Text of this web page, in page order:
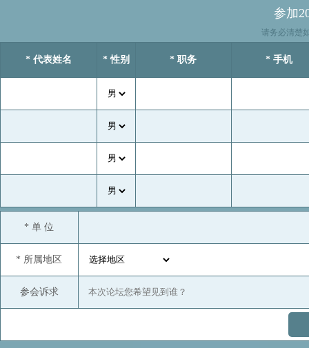
浙江止一商贸有限公司
中纺棉国际贸易有限公司
中恒纺织品(浙江)有限公司
中科院苏州医工所
中棉集团广东棉花有限公司
中原期货股份有限公司
州颖国际贸易（青岛）有限公司
阿克苏纺织工业城（开发区）管理委员会
北京海鹏私募基金管理有限公司
北京中棉易通信息科技有限公司
大地期货有限公司
福州市财金供应链集团有限公司
参加
请务必清楚
* 代表姓名 * 性别 * 职务 * 手机
* 单 位
* 所属地区
参会诉求